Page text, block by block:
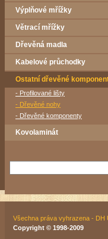
Výplňové mřížky
Větrací mřížky
Dřevěná madla
Kabelové průchodky
Ostatní dřevěné
- Profilované lišty
- Dřevěné nohy
- Dřevěné komponenty
Kovolaminát
Všechna práva vyhrazena - DH
Copyright © 1998-2009